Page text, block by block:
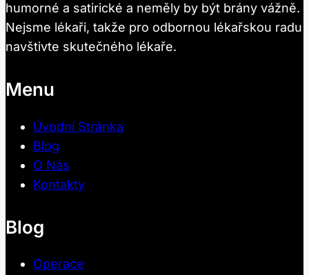
humorné a satirické a neměly by být brány vážně.
Nejsme lékaři, takže pro odbornou lékařskou radu
navštivte skutečného lékaře.
Menu
Úvodní Stránka
Blog
O Nás
Kontakty
Blog
Operace